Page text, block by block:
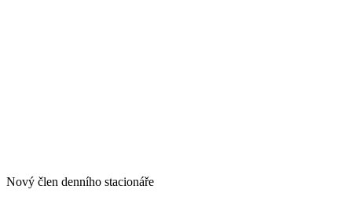
Nový člen denního stacionáře